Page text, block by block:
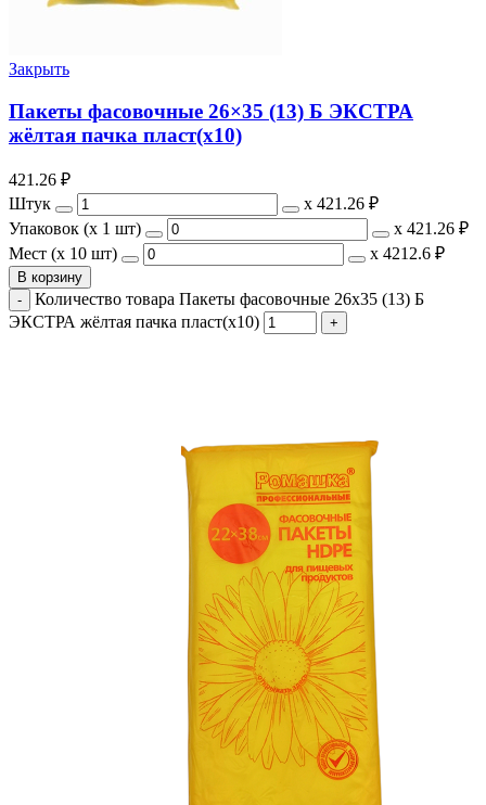
Закрыть
Пакеты фасовочные 26×35 (13) Б ЭКСТРА
жёлтая пачка пласт(х10)
421.26 ₽
Штук
х 421.26 ₽
Упаковок (x 1 шт)
х 421.26 ₽
Мест (x 10 шт)
х 4212.6 ₽
В корзину
Количество товара Пакеты фасовочные 26x35 (13) Б
ЭКСТРА жёлтая пачка пласт(х10)